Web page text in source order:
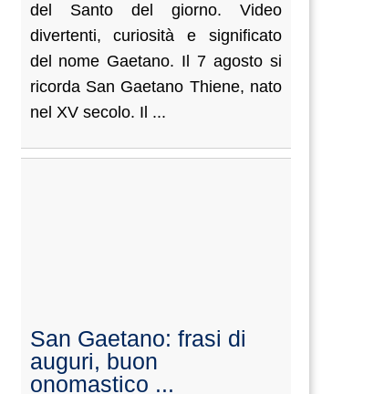
del Santo del giorno. Video
divertenti, curiosità e significato
del nome Gaetano. Il 7 agosto si
ricorda San Gaetano Thiene, nato
nel XV secolo. Il ...
San Gaetano: frasi di
auguri, buon
onomastico ...